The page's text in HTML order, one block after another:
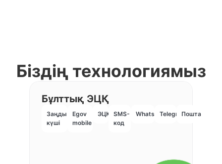
Біздің технологиямыз
Бұлттық ЭЦҚ
Заңды
күші
Egov
mobile
ЭЦҚ
SMS-
код
WhatsAppTelegramПошта